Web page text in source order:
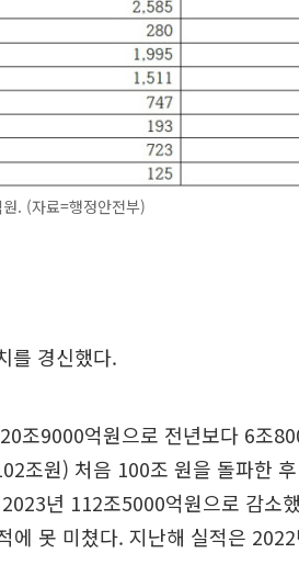
. (자료=행정안전부)
를 경신했다.
조9000억원으로 전년보다 6조
조원) 처음 100조 원을 돌파한
년 112조5000억원으로 감소
못 미쳤다. 지난해 실적은